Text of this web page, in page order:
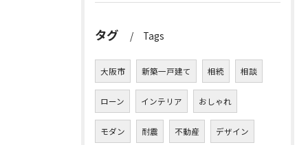
タグ Tags
大阪市 新築一戸建て 相続 相談
ローン インテリア おしゃれ
モダン 耐震 不動産 デザイン